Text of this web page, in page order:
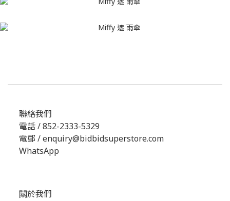
聯絡我們
電話 / 852-2333-5329
電郵 / enquiry@bidbidsuperstore.com
WhatsApp
闗於我們